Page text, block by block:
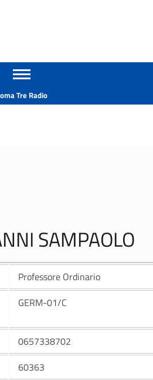
Apri il menu secondario
Tre Radio
SAMPAOLO
Professore Ordinario
GERM-01/C
0657338702
60363